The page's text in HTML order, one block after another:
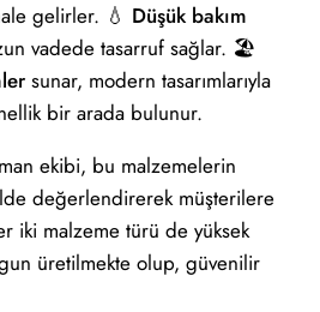
gelirler. 💧 Düşük bakım
vadede tasarruf sağlar. 🏖️
sunar, modern tasarımlarıyla
bir arada bulunur.
ekibi, bu malzemelerin
değerlendirerek müşterilere
iki malzeme türü de yüksek
üretilmekte olup, güvenilir